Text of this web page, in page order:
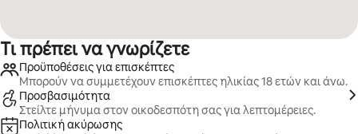
Τι πρέπει να γνωρίζετε
Προϋποθέσεις για επισκέπτες
Μπορούν να συμμετέχουν επισκέπτες ηλικίας 18 ετών και άνω.
Προσβασιμότητα
Στείλτε μήνυμα στον οικοδεσπότη σας για λεπτομέρειες.
Πολιτική ακύρωσης